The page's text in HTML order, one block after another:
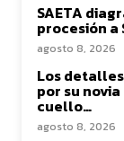
SAETA
procesión a
agosto 8, 2026
Los
por su
cuello…
agosto 8, 2026